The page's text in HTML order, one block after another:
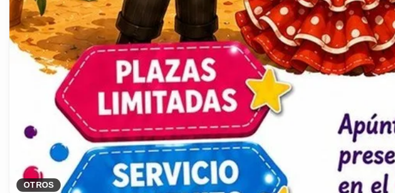
OTROS